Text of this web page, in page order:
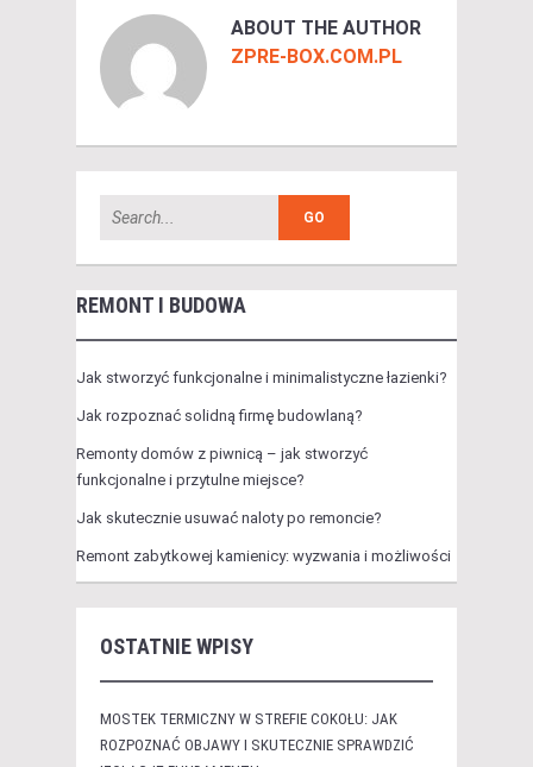
ABOUT THE AUTHOR
ZPRE-BOX.COM.PL
REMONT I BUDOWA
Jak stworzyć funkcjonalne i minimalistyczne łazienki?
Jak rozpoznać solidną firmę budowlaną?
Remonty domów z piwnicą – jak stworzyć
funkcjonalne i przytulne miejsce?
Jak skutecznie usuwać naloty po remoncie?
Remont zabytkowej kamienicy: wyzwania i możliwości
OSTATNIE WPISY
MOSTEK TERMICZNY W STREFIE COKOŁU: JAK
ROZPOZNAĆ OBJAWY I SKUTECZNIE SPRAWDZIĆ